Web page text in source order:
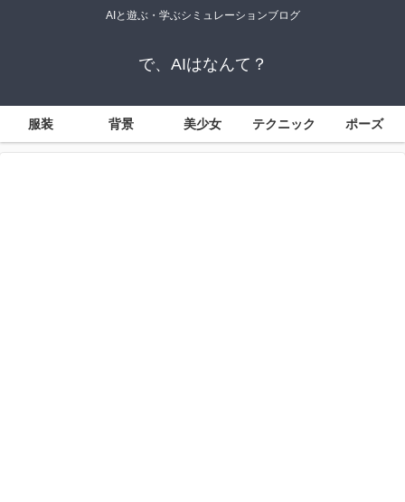
AIと遊ぶ・学ぶシミュレーションブログ
で、AIはなんて？
服装 背景 美少女 テクニック ポーズ